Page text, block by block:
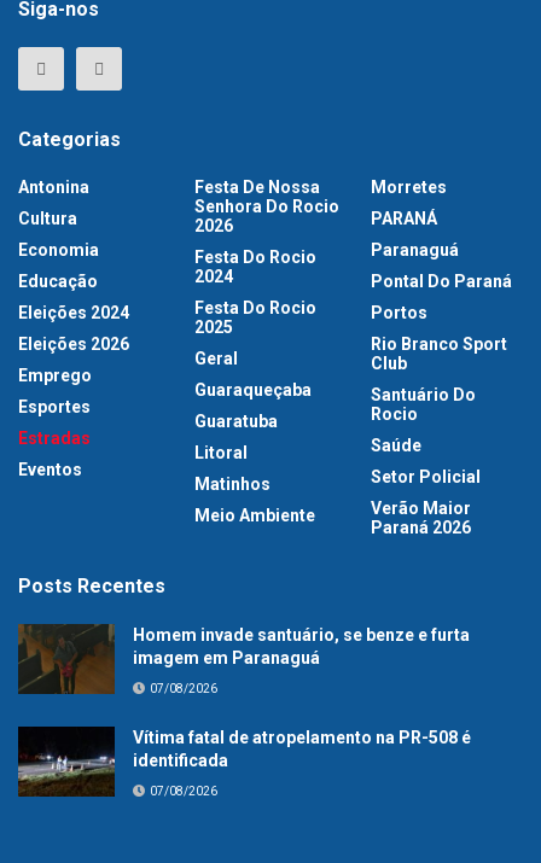
Siga-nos
Categorias
Antonina
Cultura
Economia
Educação
Eleições 2024
Eleições 2026
Emprego
Esportes
Estradas
Eventos
Festa De Nossa
Senhora Do Rocio
2026
Festa Do Rocio
2024
Festa Do Rocio
2025
Geral
Guaraqueçaba
Guaratuba
Litoral
Matinhos
Meio Ambiente
Morretes
PARANÁ
Paranaguá
Pontal Do Paraná
Portos
Rio Branco Sport
Club
Santuário Do
Rocio
Saúde
Setor Policial
Verão Maior
Paraná 2026
Posts Recentes
Homem invade santuário, se benze e furta
imagem em Paranaguá
07/08/2026
Vítima fatal de atropelamento na PR-508 é
identificada
07/08/2026